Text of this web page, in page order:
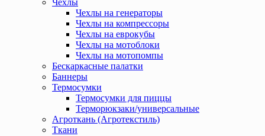
Чехлы
Чехлы на генераторы
Чехлы на компрессоры
Чехлы на еврокубы
Чехлы на мотоблоки
Чехлы на мотопомпы
Бескаркасные палатки
Баннеры
Термосумки
Термосумки для пиццы
Терморюкзаки/универсальные
Агроткань (Агротекстиль)
Ткани